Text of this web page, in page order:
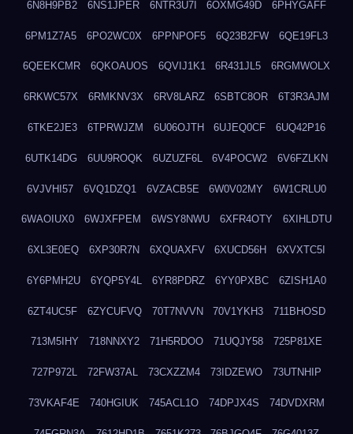
6N8H9PB2 6NS1JPER 6NTR3U7I 6OXMG49D 6PHYGAFF
6PM1Z7A5 6PO2WC0X 6PPNPOF5 6Q23B2FW 6QE19FL3
6QEEKCMR 6QKOAUOS 6QVIJ1K1 6R431JL5 6RGMWOLX
6RKWC57X 6RMKNV3X 6RV8LARZ 6SBTC8OR 6T3R3AJM
6TKE2JE3 6TPRWJZM 6U06OJTH 6UJEQ0CF 6UQ42P16
6UTK14DG 6UU9ROQK 6UZUZF6L 6V4POCW2 6V6FZLKN
6VJVHI57 6VQ1DZQ1 6VZACB5E 6W0V02MY 6W1CRLU0
6WAOIUX0 6WJXFPEM 6WSY8NWU 6XFR4OTY 6XIHLDTU
6XL3E0EQ 6XP30R7N 6XQUAXFV 6XUCD56H 6XVXTC5I
6Y6PMH2U 6YQP5Y4L 6YR8PDRZ 6YY0PXBC 6ZISH1A0
6ZT4UC5F 6ZYCUFVQ 70T7NVVN 70V1YKH3 711BHOSD
713M5IHY 718NNXY2 71H5RDOO 71UQJY58 725P81XE
727P972L 72FW37AL 73CXZZM4 73IDZEWO 73UTNHIP
73VKAF4E 740HGIUK 745ACL1O 74DPJX4S 74DVDXRM